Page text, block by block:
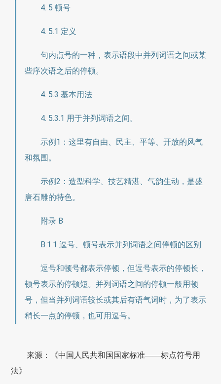
4. 5 顿号
4. 5.1 定义
句内点号的一种，表示语段中并列词语之间或某
些序次语之后的停顿。
4. 5.3 基本用法
4. 5.3.1 用于并列词语之间。
示例1：这里有自由、民主、平等、开放的风气
和氛围。
示例2：造型科学、技艺精湛、气韵生动，是盛
唐石雕的特色。
附录 B
B.1.1 逗号、顿号表示并列词语之间停顿的区别
逗号和顿号都表示停顿，但逗号表示的停顿长，
顿号表示的停顿短。并列词语之间的停顿一般用顿
号，但当并列词语较长或其后有语气词时，为了表示
稍长一点的停顿，也可用逗号。
来源：《中国人民共和国国家标准——标点符号用
法》